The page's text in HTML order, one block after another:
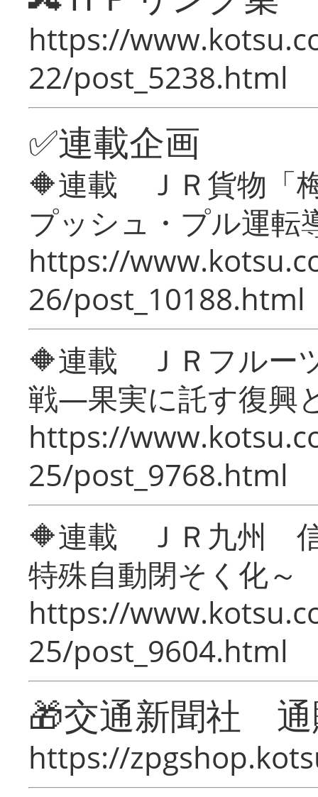
https://
22/post_5238.html
✅連載企画
🔶連載 ＪＲ貨物「
プッシュ・プル運転
https://
26/post_10188.html
🔶連載 ＪＲフルー
戦―果実に託す復興
https://
25/post_9768.html
🔶連載 ＪＲ九州 信
特殊自動閉そく化～
https://
25/post_9604.html
🎁交通新聞社
https://